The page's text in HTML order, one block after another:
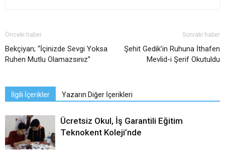
Önceki haber
Bekçiyan; “İçinizde Sevgi Yoksa
Ruhen Mutlu Olamazsınız”
Sonraki haber
Şehit Gedik’in Ruhuna İthafen
Mevlid-i Şerif Okutuldu
İlgili İçerikler Yazarın Diğer İçerikleri
Ücretsiz Okul, İş Garantili Eğitim
Teknokent Koleji’nde